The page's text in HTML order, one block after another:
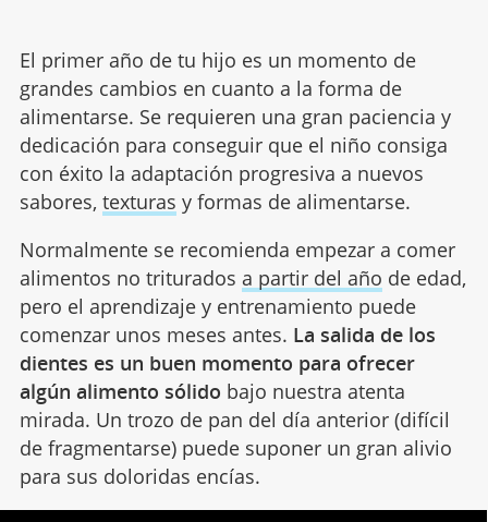
El primer año de tu hijo es un momento de
grandes cambios en cuanto a la forma de
alimentarse. Se requieren una gran paciencia y
dedicación para conseguir que el niño consiga
con éxito la adaptación progresiva a nuevos
sabores, texturas y formas de alimentarse.
Normalmente se recomienda empezar a comer
alimentos no triturados a partir del año de edad,
pero el aprendizaje y entrenamiento puede
comenzar unos meses antes. La salida de los
dientes es un buen momento para ofrecer
algún alimento sólido bajo nuestra atenta
mirada. Un trozo de pan del día anterior (difícil
de fragmentarse) puede suponer un gran alivio
para sus doloridas encías.